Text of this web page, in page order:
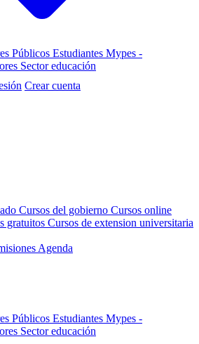
Públicos Estudiantes Mypes -
Sector educación
Crear cuenta
Cursos del gobierno Cursos online
gratuitos Cursos de extension universitaria
Agenda
Públicos Estudiantes Mypes -
Sector educación